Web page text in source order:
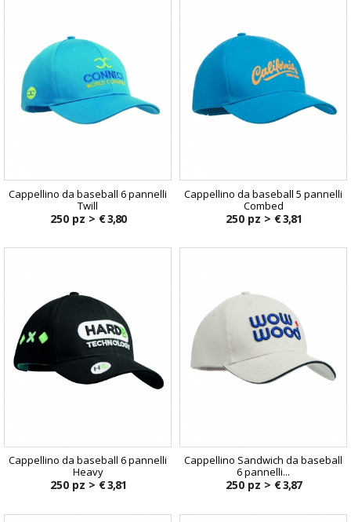
Cappellino da baseball 6 pannelli
Twill
250 pz > € 3,80
Cappellino da baseball 5 pannelli
Combed
250 pz > € 3,81
Cappellino da baseball 6 pannelli
Heavy
250 pz > € 3,81
Cappellino Sandwich da baseball
6 pannelli...
250 pz > € 3,87